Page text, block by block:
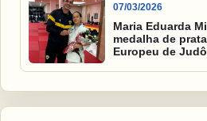
07/03/2026
Maria Eduarda
medalha de
Europeu de